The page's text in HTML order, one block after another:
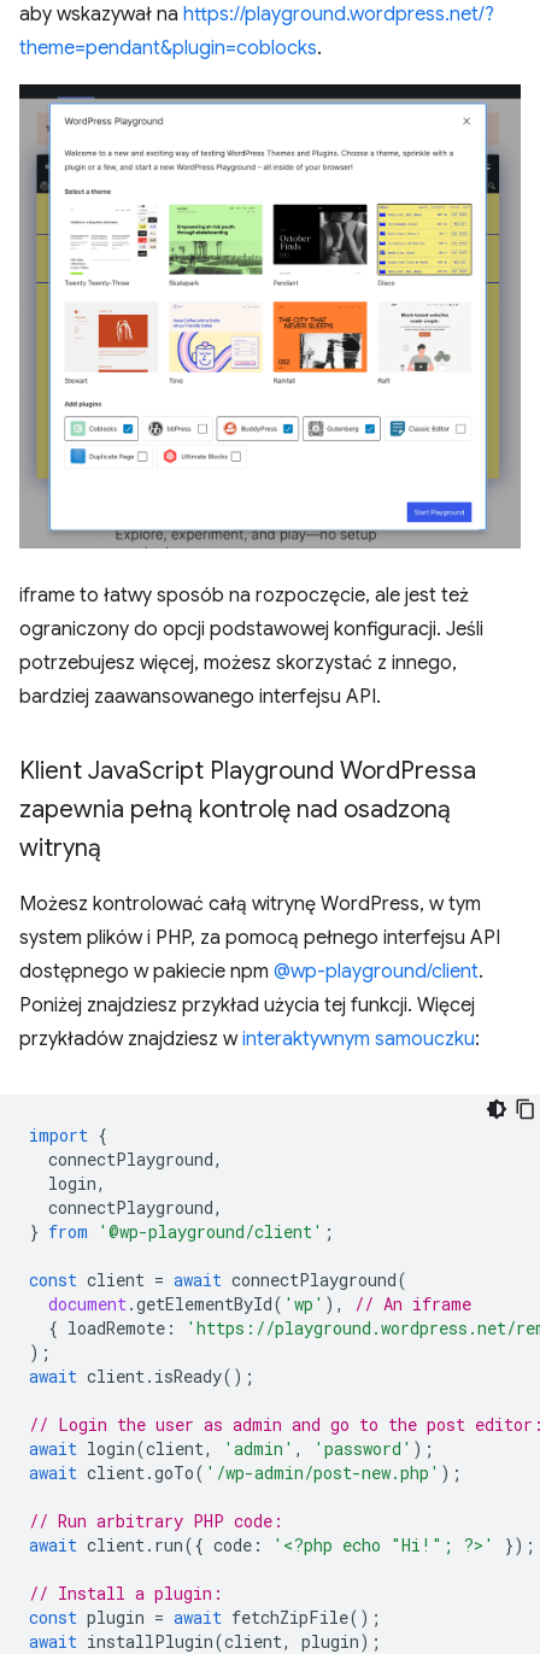
aby wskazywał na https://playground.wordpress.net/?
theme=pendant&plugin=coblocks.
iframe to łatwy sposób na rozpoczęcie, ale jest też
ograniczony do opcji podstawowej konfiguracji. Jeśli
potrzebujesz więcej, możesz skorzystać z innego,
bardziej zaawansowanego interfejsu API.
Klient JavaScript Playground WordPressa
zapewnia pełną kontrolę nad osadzoną
witryną
Możesz kontrolować całą witrynę WordPress, w tym
system plików i PHP, za pomocą pełnego interfejsu API
dostępnego w pakiecie npm @wp-playground/client.
Poniżej znajdziesz przykład użycia tej funkcji. Więcej
przykładów znajdziesz winteraktywnym samouczku:
import {
connectPlayground,
login,
connectPlayground,
} from '@wp-playground/client' ;
const client = await connectPlayground(
document .getElementById( 'wp' ),
// An iframe
{ loadRemote :
'https://playground.wordpress.net/
);
await client . isReady();
// Login the user as admin and go to the post
await login(client, 'admin' , 'password' );
await client .goTo( '/wp-admin/post-new.php' );
// Run arbitrary PHP code:
await client . run({ code : '<?php echo "Hi!"; ?>' });
// Install a plugin:
const plugin = await fetchZipFile();
await installPlugin(client, plugin);